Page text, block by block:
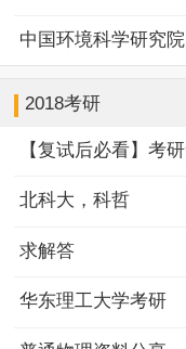
中国环境科学研究
2018考研
【复试后必看】考
北科大，科哲
求解答
华东理工大学考研